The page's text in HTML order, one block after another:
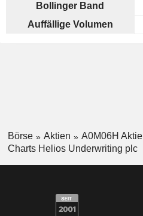
Bollinger Band
Auffällige Volumen
Börse Aktien
A0M06H Aktie
Charts Helios Underwriting plc